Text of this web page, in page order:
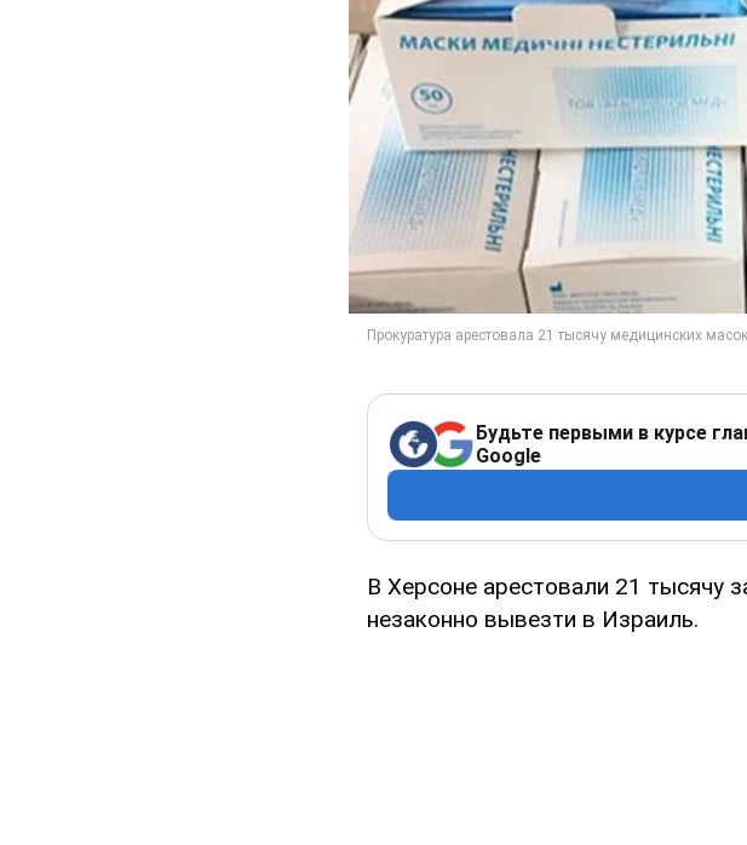
Будьте первыми в курсе
Google
В Херсоне арестовали 21 тысячу
незаконно вывезти в Израиль.